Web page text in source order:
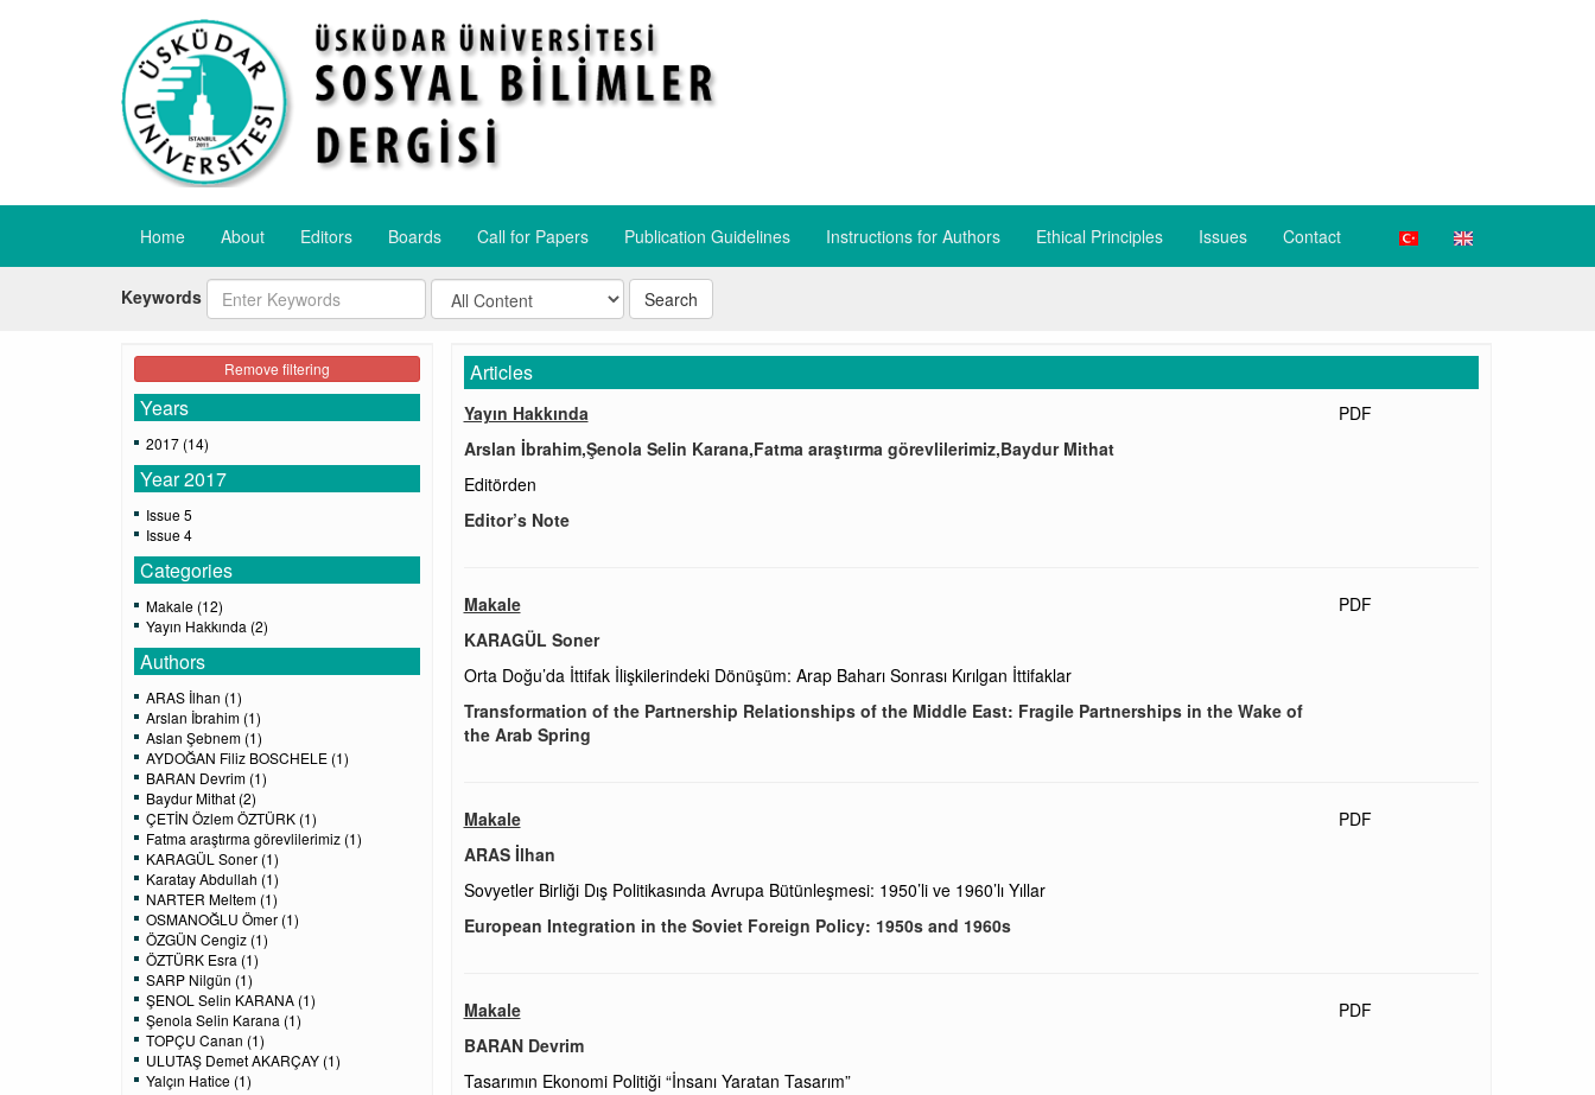
Home About Editors Boards Call for Papers Publication Guidelines ​Instructions for Authors ​Ethical Principles Issues Contact
Keywords Search
Remove filtering
Years
2017 (14)
Year 2017
Issue 5
Issue 4
Categories
Makale (12)
Yayın Hakkında (2)
Authors
ARAS İlhan (1)
Arslan İbrahim (1)
Aslan Şebnem (1)
AYDOĞAN Filiz BOSCHELE (1)
BARAN Devrim (1)
Baydur Mithat (2)
ÇETİN Özlem ÖZTÜRK (1)
Fatma araştırma görevlilerimiz (1)
KARAGÜL Soner (1)
Karatay Abdullah (1)
NARTER Meltem (1)
OSMANOĞLU Ömer (1)
ÖZGÜN Cengiz (1)
ÖZTÜRK Esra (1)
SARP Nilgün (1)
ŞENOL Selin KARANA (1)
Şenola Selin Karana (1)
TOPÇU Canan (1)
ULUTAŞ Demet AKARÇAY (1)
Yalçın Hatice (1)
Articles
Yayın Hakkında
Arslan İbrahim,Şenola Selin Karana,Fatma araştırma görevlilerimiz,Baydur Mithat
Editörden
Editor’s Note
PDF
Makale
KARAGÜL Soner
Orta Doğu’da İttifak İlişkilerindeki Dönüşüm: Arap Baharı Sonrası Kırılgan İttifaklar
Transformation of the Partnership Relationships of the Middle East: Fragile Partnerships in the Wake of
the Arab Spring
PDF
Makale
ARAS İlhan
Sovyetler Birliği Dış Politikasında Avrupa Bütünleşmesi: 1950’li ve 1960’lı Yıllar
European Integration in the Soviet Foreign Policy: 1950s and 1960s
PDF
Makale
BARAN Devrim
Tasarımın Ekonomi Politiği “İnsanı Yaratan Tasarım”
PDF